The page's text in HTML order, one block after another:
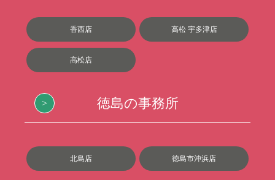
香西店 高松 宇多津店
高松店
徳島の事務所
北島店 徳島市沖浜店